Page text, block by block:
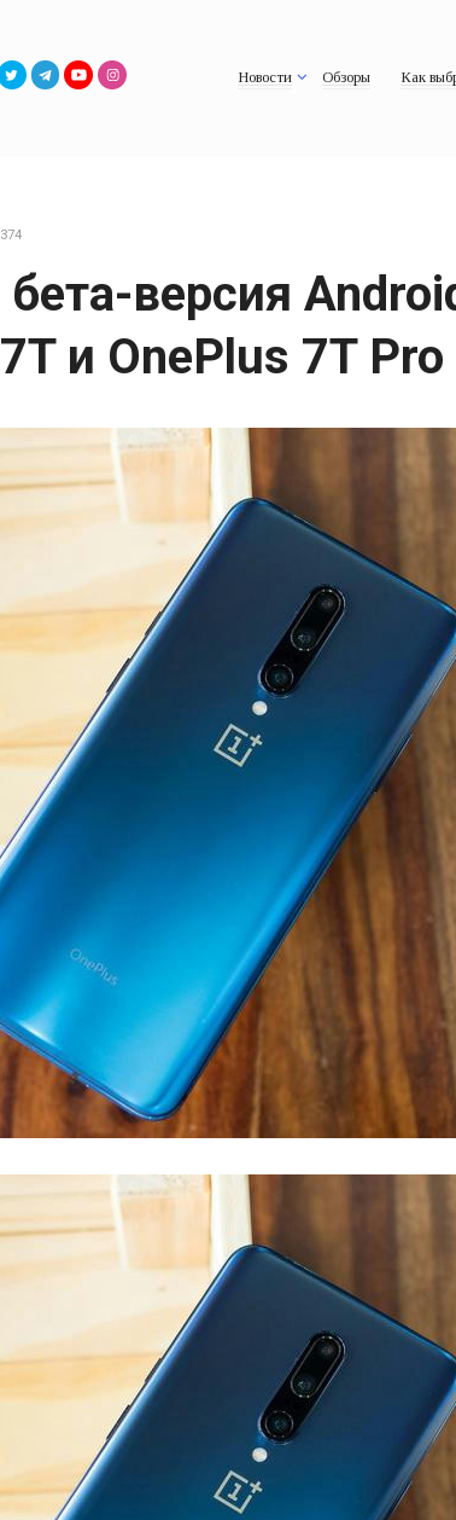
Новости Обзоры Как
374
версия
и OnePlus 7T Pro